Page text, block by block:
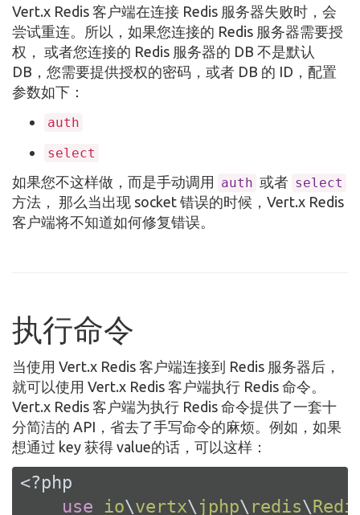
Vert.x Redis 客户端在连接 Redis 服务器失败时，会
尝试重连。所以，如果您连接的 Redis 服务器需要授
权， 或者您连接的 Redis 服务器的 DB 不是默认
DB，您需要提供授权的密码，或者 DB 的 ID，配置
参数如下：
auth
select
如果您不这样做，而是手动调用 auth 或者 select
方法， 那么当出现 socket 错误的时候，Vert.x Redis
客户端将不知道如何修复错误。
执行命令
当使用 Vert.x Redis 客户端连接到 Redis 服务器后，
就可以使用 Vert.x Redis 客户端执行 Redis 命令。
Vert.x Redis 客户端为执行 Redis 命令提供了一套十
分简洁的 API，省去了手写命令的麻烦。例如，如果
想通过 key 获得 value的话，可以这样：
<?php
use
io\vertx\ jphp\ redis\